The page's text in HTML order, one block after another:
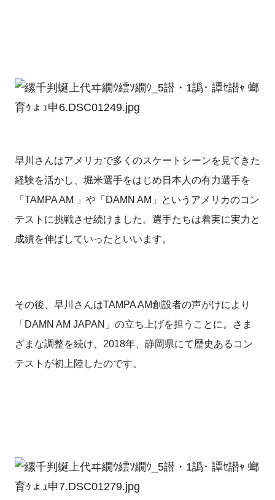
早川さんはアメリカで多くのスケートシーンを見てきた
経験を活かし、堀米選手をはじめ日本人の有力選手を
「TAMPA AM 」や「DAMN AM」というアメリカのコン
テストに挑戦させ続けました。選手たちは着実に実力と
成績を伸ばしていったといいます。
その後、早川さんはTAMPA AM創設者の声がけにより
「DAMN AM JAPAN」の立ち上げを担うことに。さま
ざまな調整を続け、2018年、静岡県にて歴史あるコン
テストが初上陸したのです。